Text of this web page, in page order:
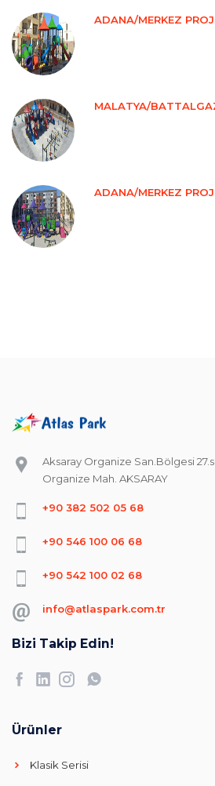
ADANA/MERKEZ
MALATYA/
ADANA/MERKEZ
Aksaray Organize San.Bölgesi
Organize Mah. AKSARAY
+90 382 502 05 68
+90 546 100 06 68
+90 542 100 02 68
info@atlaspark.com.tr
Bizi Takip Edin!
Ürünler
Klasik Serisi